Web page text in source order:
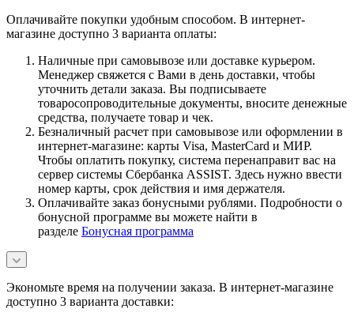
Оплачивайте покупки удобным способом. В интернет-
магазине доступно 3 варианта оплаты:
Наличные при самовывозе или доставке курьером.
Менеджер свяжется с Вами в день доставки, чтобы
уточнить детали заказа. Вы подписываете
товаросопроводительные документы, вносите денежные
средства, получаете товар и чек.
Безналичный расчет при самовывозе или оформлении в
интернет-магазине: карты Visa, MasterCard и МИР.
Чтобы оплатить покупку, система перенаправит вас на
сервер системы Сбербанка ASSIST. Здесь нужно ввести
номер карты, срок действия и имя держателя.
Оплачивайте заказ бонусными рублями. Подробности о
бонусной программе вы можете найти в
разделе Бонусная программа
Экономьте время на получении заказа. В интернет-магазине
доступно 3 варианта доставки: